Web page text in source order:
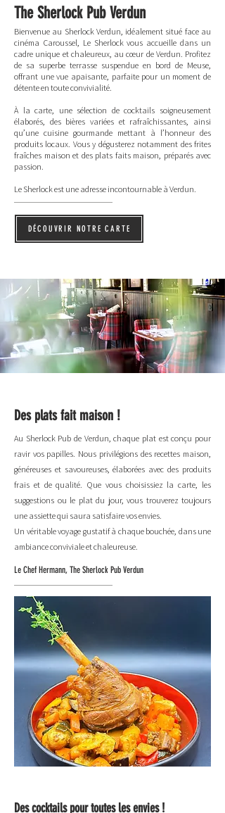
The Sherlock Pub Verdun
Bienvenue au Sherlock Verdun, idéalement situé face au
cinéma Caroussel, Le Sherlock vous accueille dans un
cadre unique et chaleureux, au cœur de Verdun. Profitez
de sa superbe terrasse suspendue en bord de Meuse,
offrant une vue apaisante, parfaite pour un moment de
détente en toute convivialité.
À la carte, une sélection de cocktails soigneusement
élaborés, des bières variées et rafraîchissantes, ainsi
qu’une cuisine gourmande mettant à l’honneur des
produits locaux. Vous y dégusterez notamment des frites
fraîches maison et des plats faits maison, préparés avec
passion.
Le Sherlock est une adresse incontournable à Verdun.
DÉCOUVRIR NOTRE CARTE
Des plats fait maison !
Au Sherlock Pub de Verdun, chaque plat est conçu pour
ravir vos papilles. Nous privilégions des recettes maison,
généreuses et savoureuses, élaborées avec des produits
frais et de qualité. Que vous choisissiez la carte, les
suggestions ou le plat du jour, vous trouverez toujours
une assiette qui saura satisfaire vos envies.
Un véritable voyage gustatif à chaque bouchée, dans une
ambiance conviviale et chaleureuse.
Le Chef Hermann, The Sherlock Pub Verdun
Des cocktails pour toutes les envies !